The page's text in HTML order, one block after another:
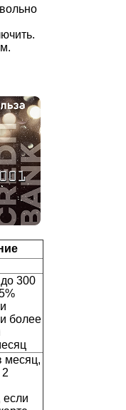
300
более
месяц,
если